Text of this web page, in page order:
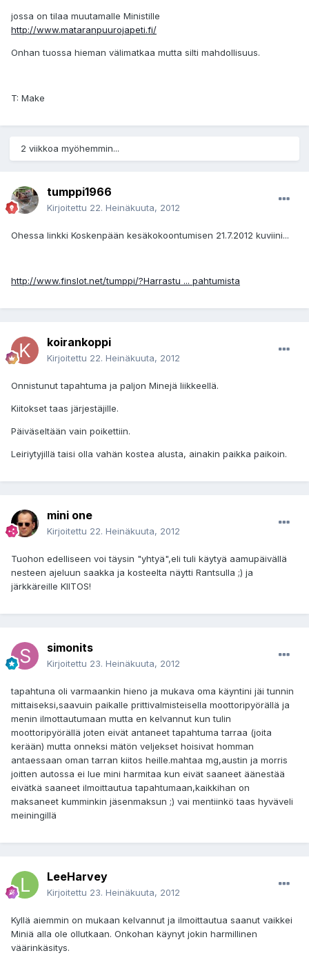
jossa on tilaa muutamalle Ministille
http://www.mataranpuurojapeti.fi/
Onhan tuossa hieman välimatkaa mutta silti mahdollisuus.
T: Make
2 viikkoa myöhemmin...
tumppi1966
Kirjoitettu 22. Heinäkuuta, 2012
Ohessa linkki Koskenpään kesäkokoontumisen 21.7.2012 kuviini...
http://www.finslot.net/tumppi/?Harrastu ... pahtumista
koirankoppi
Kirjoitettu 22. Heinäkuuta, 2012
Onnistunut tapahtuma ja paljon Minejä liikkeellä.
Kiitokset taas järjestäjille.
Päiväseltään vain poikettiin.
Leiriytyjillä taisi olla vahän kostea alusta, ainakin paikka paikoin.
mini one
Kirjoitettu 22. Heinäkuuta, 2012
Tuohon edelliseen voi täysin "yhtyä",eli tuli käytyä aamupäivällä
nesteen ajeluun saakka ja kosteelta näytti Rantsulla ;) ja
järkkäreille KIITOS!
simonits
Kirjoitettu 23. Heinäkuuta, 2012
tapahtuna oli varmaankin hieno ja mukava oma käyntini jäi tunnin
mittaiseksi,saavuin paikalle prittivalmisteisella moottoripyörällä ja
menin ilmottautumaan mutta en kelvannut kun tulin
moottoripyörällä joten eivät antaneet tapahtuma tarraa (joita
kerään) mutta onneksi mätön veljekset hoisivat homman
antaessaan oman tarran kiitos heille.mahtaa mg,austin ja morris
joitten autossa ei lue mini harmitaa kun eivät saaneet äänestää
eivätkä saaneet ilmoittautua tapahtumaan,kaikkihan on
maksaneet kumminkin jäsenmaksun ;) vai mentiinkö taas hyväveli
meiningillä
LeeHarvey
Kirjoitettu 23. Heinäkuuta, 2012
Kyllä aiemmin on mukaan kelvannut ja ilmoittautua saanut vaikkei
Miniä alla ole ollutkaan. Onkohan käynyt jokin harmillinen
väärinkäsitys.